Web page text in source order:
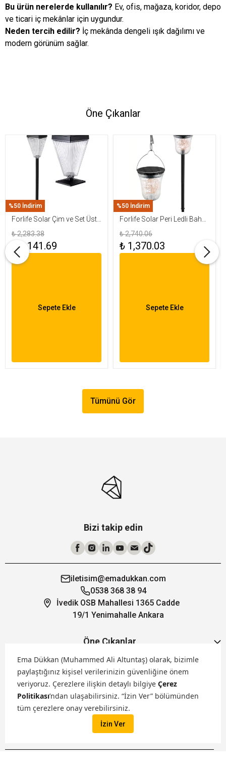
Ema Dükkan (Muhammed Ali Altuntaş) olarak, bizimle
paylaştığınız kişisel verilerinizin güvenliğine önem
veriyoruz. Çerezlere ilişkin detaylı bilgiye Çerez
Politikası’ndan ulaşabilirsiniz. “İzin Ver” bölümünden
tüm çerezlere onay verebilirsiniz.
İzin Ver
Bu ürün nerelerde kullanılır? Ev, ofis, mağaza, koridor, depo
ve ticari iç mekânlar için uygundur.
Neden tercih edilir? İç mekânda dengeli ışık dağılımı ve
modern görünüm sağlar.
Öne Çıkanlar
%50 İndirim
Forlife Solar Çim ve Set Üstü
Armatür 15W FL-3283
₺ 2,283.38
₺ 1,141.69
Sepete Ekle
%50 İndirim
Forlife Solar Peri Ledli Bahçe
Aydınlatma Armatürü FL-
3284
₺ 2,740.06
₺ 1,370.03
Sepete Ekle
Tümünü Gör
Bizi takip edin
iletisim@emadukkan.com
0538 368 38 94
İvedik OSB Mahallesi 1365 Cadde
19/1 Yenimahalle Ankara
Öne Çıkanlar
Hakkımızda
Markalarımız
Satış Kanallarımız